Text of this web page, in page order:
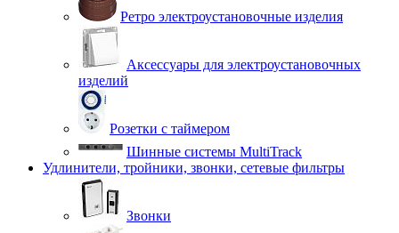
Ретро электроустановочные изделия
Аксессуары для электроустановочных
изделий
Розетки с таймером
Шинные системы MultiTrack
Удлинители, тройники, звонки, сетевые фильтры
Звонки